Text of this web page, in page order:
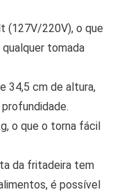
(127V/220V), o que
tomada
34,5 cm de altura,
o que o torna fácil
da fritadeira tem
é possível